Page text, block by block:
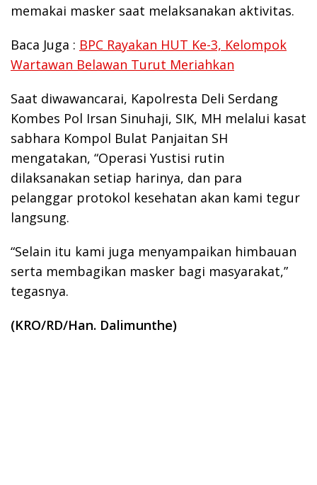
memakai masker saat melaksanakan aktivitas.
Baca Juga : BPC Rayakan HUT Ke-3, Kelompok
Wartawan Belawan Turut Meriahkan
Saat diwawancarai, Kapolresta Deli Serdang
Kombes Pol Irsan Sinuhaji, SIK, MH melalui kasat
sabhara Kompol Bulat Panjaitan SH
mengatakan, “Operasi Yustisi rutin
dilaksanakan setiap harinya, dan para
pelanggar protokol kesehatan akan kami tegur
langsung.
“Selain itu kami juga menyampaikan himbauan
serta membagikan masker bagi masyarakat,”
tegasnya.
(KRO/RD/Han. Dalimunthe)